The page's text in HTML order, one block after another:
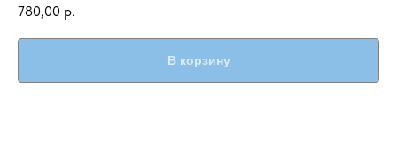
780,00 р.
В корзину